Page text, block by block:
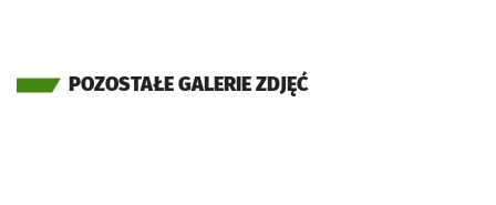
POZOSTAŁE GALERIE ZDJĘĆ